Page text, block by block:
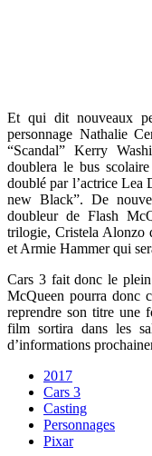
Et qui dit nouveaux
personnage Nathalie
“Scandal” Kerry
doublera le bus
doublé par l’actrice Lea
new Black”. De
doubleur de Flash
trilogie, Cristela Alonzo
et Armie Hammer qui
Cars 3 fait donc le plein
McQueen pourra donc
reprendre son titre une
film sortira dans les
d’informations
2017
Cars 3
Casting
Personnages
Pixar